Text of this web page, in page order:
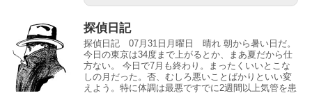
探偵日記
探偵日記 07月31日月曜日 晴れ 朝から暑い日だ。
今日の東京は34度まで上がるとか、まあ夏だから仕
方ない。 今日で7月も終わり。まったくいいとこな
しの月だった。否、むしろ悪いことばかりといい変
えよう。特に体調は最悪ですでに2週間以上気管を患